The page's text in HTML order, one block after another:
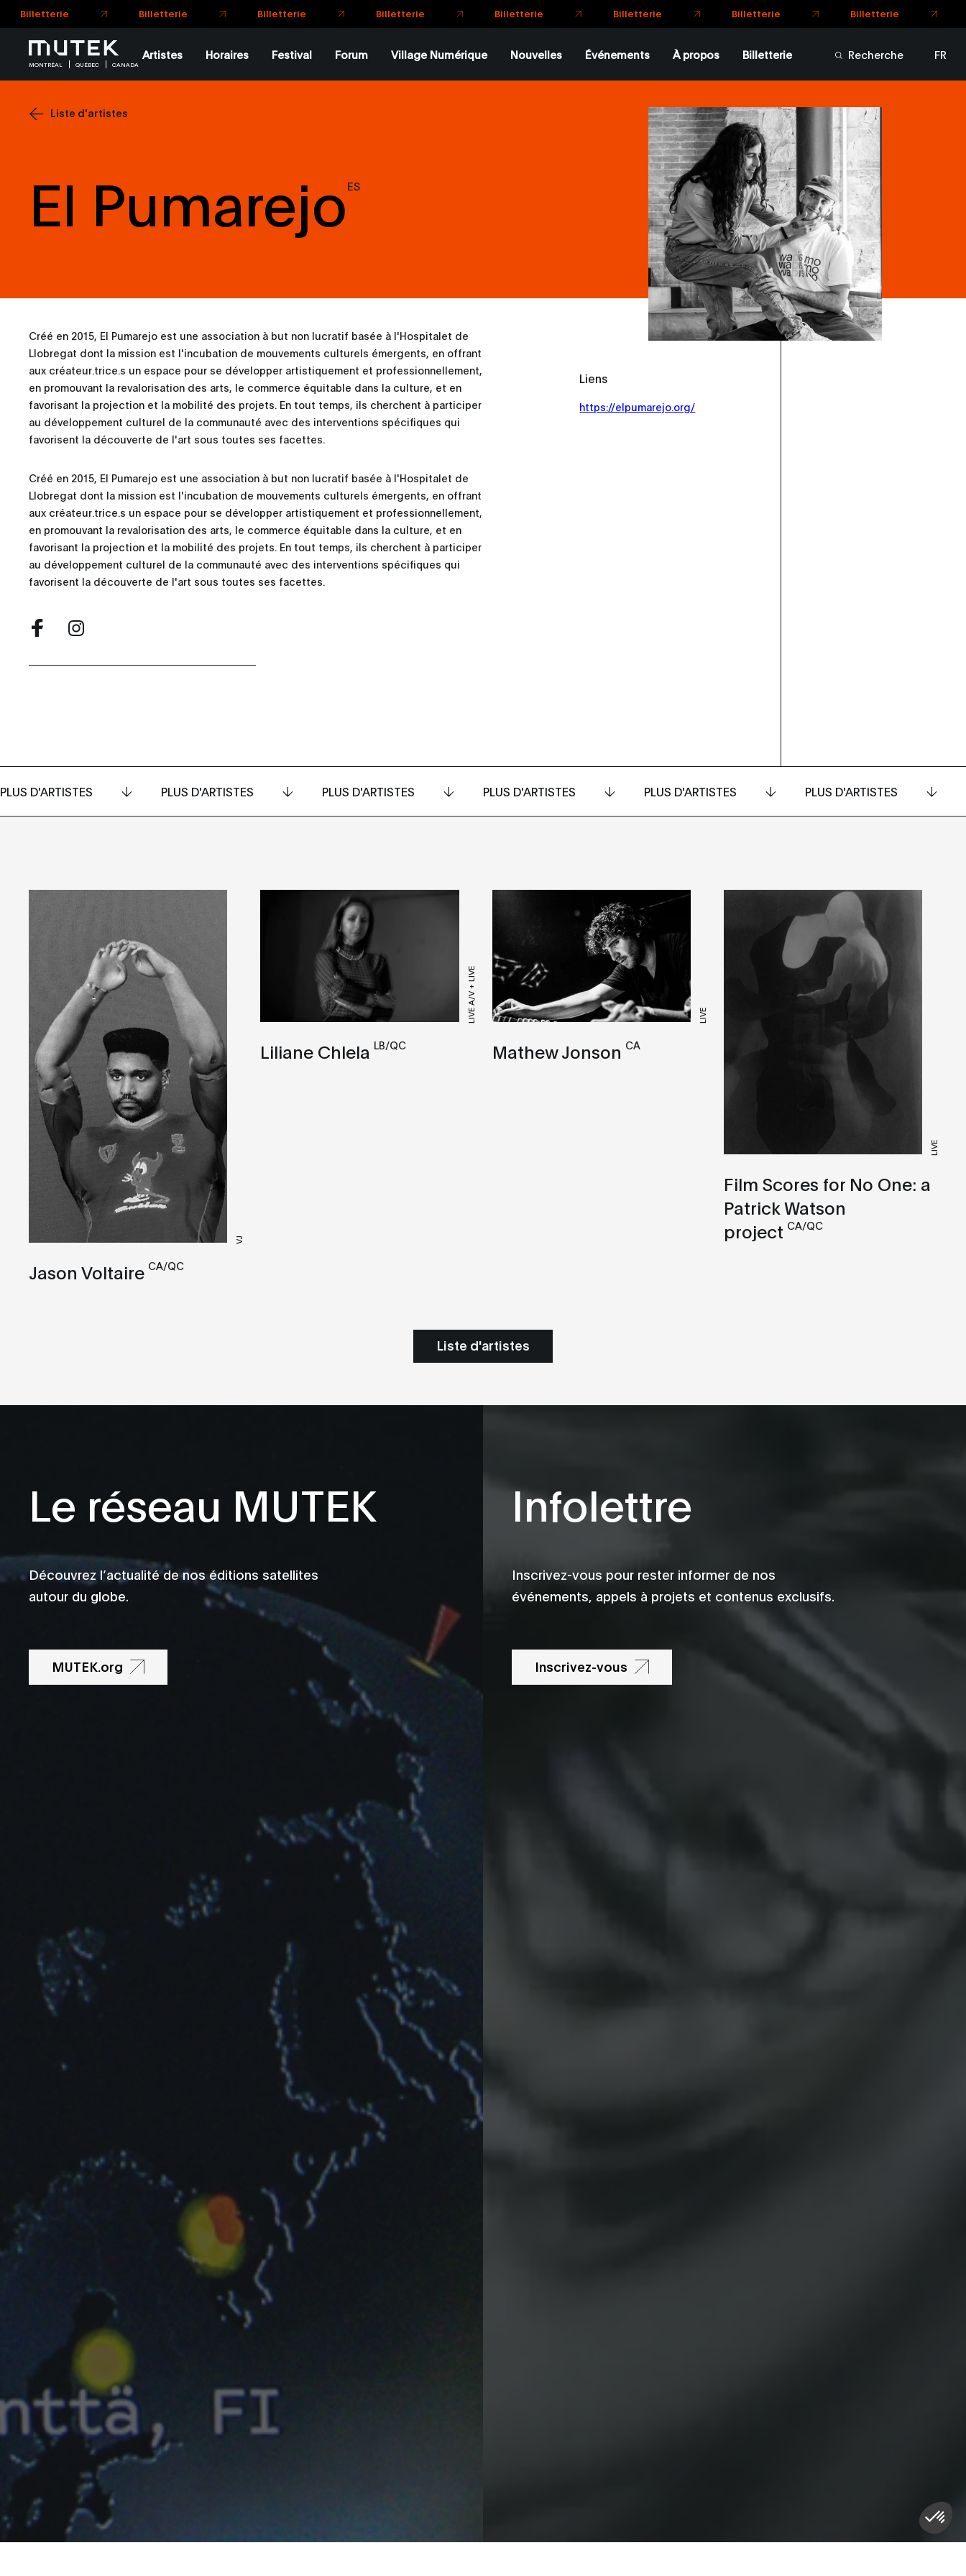
MONTRÉAL QUÉBEC CANADA
Artistes Horaires Festival Forum Village Numérique Nouvelles Événements À propos Billetterie Recherche
FR
Liste d'artistes
El Pumarejo ES
Créé en 2015, El Pumarejo est une association à but non lucratif basée à l'Hospitalet de
Llobregat dont la mission est l'incubation de mouvements culturels émergents, en offrant
aux créateur.trice.s un espace pour se développer artistiquement et professionnellement,
en promouvant la revalorisation des arts, le commerce équitable dans la culture, et en
favorisant la projection et la mobilité des projets. En tout temps, ils cherchent à participer
au développement culturel de la communauté avec des interventions spécifiques qui
favorisent la découverte de l'art sous toutes ses facettes.
Créé en 2015, El Pumarejo est une association à but non lucratif basée à l'Hospitalet de
Llobregat dont la mission est l'incubation de mouvements culturels émergents, en offrant
aux créateur.trice.s un espace pour se développer artistiquement et professionnellement,
en promouvant la revalorisation des arts, le commerce équitable dans la culture, et en
favorisant la projection et la mobilité des projets. En tout temps, ils cherchent à participer
au développement culturel de la communauté avec des interventions spécifiques qui
favorisent la découverte de l'art sous toutes ses facettes.
Liens
https://elpumarejo.org/
PLUS D'ARTISTES PLUS D'ARTISTES PLUS D'ARTISTES PLUS D'ARTISTES PLUS D'ARTISTES PLUS D'ARTISTES
VJ
Jason Voltaire CA/QC
LIVE A/V + LIVE
Liliane Chlela LB/QC
LIVE
Mathew Jonson CA
LIVE
Film Scores for No One: a
Patrick Watson
project CA/QC
Liste d'artistes
Le réseau MUTEK
Découvrez l’actualité de nos éditions satellites
autour du globe.
MUTEK.org
Infolettre
Inscrivez-vous pour rester informer de nos
événements, appels à projets et contenus exclusifs.
Inscrivez-vous